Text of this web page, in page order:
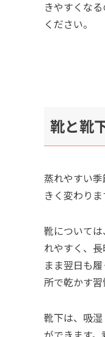
きやすくな
ください。
靴と靴
蒸れやすい
きく変わりま
靴について
れやすく、
まま翌日も
所で乾かす習
靴下は、吸